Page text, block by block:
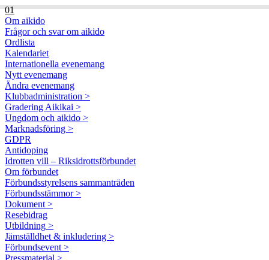
01
Om aikido
Frågor och svar om aikido
Ordlista
Kalendariet
Internationella evenemang
Nytt evenemang
Ändra evenemang
Klubbadministration >
Gradering Aikikai >
Ungdom och aikido >
Marknadsföring >
GDPR
Antidoping
Idrotten vill – Riksidrottsförbundet
Om förbundet
Förbundsstyrelsens sammanträden
Förbundsstämmor >
Dokument >
Resebidrag
Utbildning >
Jämställdhet & inkludering >
Förbundsevent >
Pressmaterial >